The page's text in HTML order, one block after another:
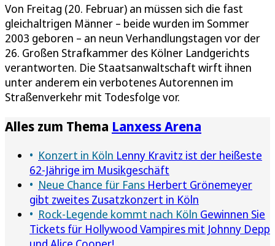
Von Freitag (20. Februar) an müssen sich die fast
gleichaltrigen Männer – beide wurden im Sommer
2003 geboren – an neun Verhandlungstagen vor der
26. Großen Strafkammer des Kölner Landgerichts
verantworten. Die Staatsanwaltschaft wirft ihnen
unter anderem ein verbotenes Autorennen im
Straßenverkehr mit Todesfolge vor.
Alles zum Thema Lanxess Arena
Konzert in Köln Lenny Kravitz ist der heißeste
62-Jährige im Musikgeschäft
Neue Chance für Fans Herbert Grönemeyer
gibt zweites Zusatzkonzert in Köln
Rock-Legende kommt nach Köln Gewinnen Sie
Tickets für Hollywood Vampires mit Johnny Depp